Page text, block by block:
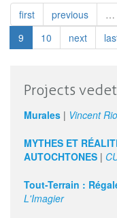
d’évaluation
simples
pour
les
domaine
arts
de
first previous …
9
10 next
Projects
Murales | Vincent
MYTHES ET
AUTOCHTONES |
Tout-Terrain :
L'Imagier